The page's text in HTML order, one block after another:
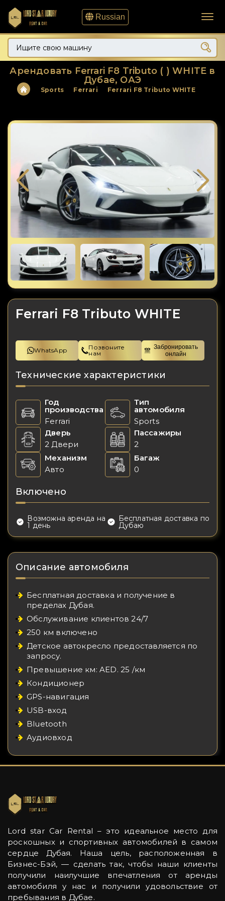
Russian
Арендовать Ferrari F8 Tributo ( ) WHITE в
Дубае, ОАЭ
Sports Ferrari Ferrari F8 Tributo WHITE
Ferrari F8 Tributo WHITE
WhatsApp
Позвоните
нам
Забронировать
онлайн
Технические характеристики
Год
производства
Ferrari
Тип
автомобиля
Sports
Дверь
2 Двери
Пассажиры
2
Механизм
Авто
Багаж
0
Включено
Возможна аренда на
1 день
Бесплатная доставка по
Дубаю
Описание автомобиля
Бесплатная доставка и получение в
пределах Дубая.
Обслуживание клиентов 24/7
250 км включено
Детское автокресло предоставляется по
запросу.
Превышение км: AED. 25 /км
Кондиционер
GPS-навигация
USB-вход
Bluetooth
Аудиовход
Lord star Car Rental – это идеальное место для
роскошных и спортивных автомобилей в самом
сердце Дубая. Наша цель, расположенная в
Бизнес-Бэй, — сделать так, чтобы наши клиенты
получили наилучшие впечатления от аренды
автомобиля у нас и получили удовольствие от
пребывания в Дубае.